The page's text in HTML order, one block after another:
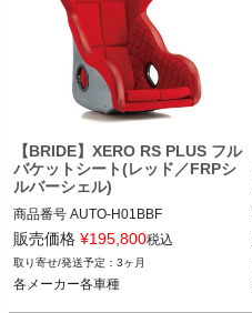
【BRIDE】XERO RS PLUS フル
バケットシート(レッド／FRPシ
ルバーシェル)
商品番号 AUTO-H01BBF
レッド品番：H01AAF
各メーカー各車種
販売価格 ¥195,800税込
3ヶ月
各メーカー各車種